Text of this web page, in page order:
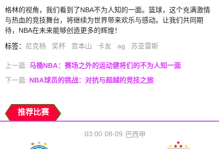
格林的视角，我们看到了NBA不为人知的一面。篮球，这个充满激情
与热血的竞技舞台，将继续为世界带来欢乐与感动。让我们共同期
待，NBA在未来能够创造更多的辉煌！
标签： 尼克杨 奖杯 宫本山 卡友 ag 苏亚雷斯
上一篇: 马桶NBA：赛场之外的运动健将们的不为人知一面
下一篇: NBA球员的挑战：对抗与超越的竞技之旅
推荐比赛
08-09
03:00 巴西甲